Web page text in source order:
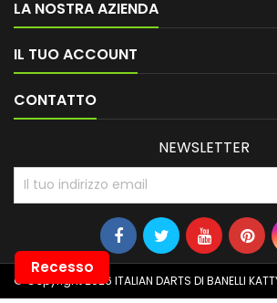
LA NOSTRA AZIENDA
IL TUO ACCOUNT
CONTATTO
NEWSLETTER
© Copyright 2026 ITALIAN DARTS DI BANELLI
Recesso